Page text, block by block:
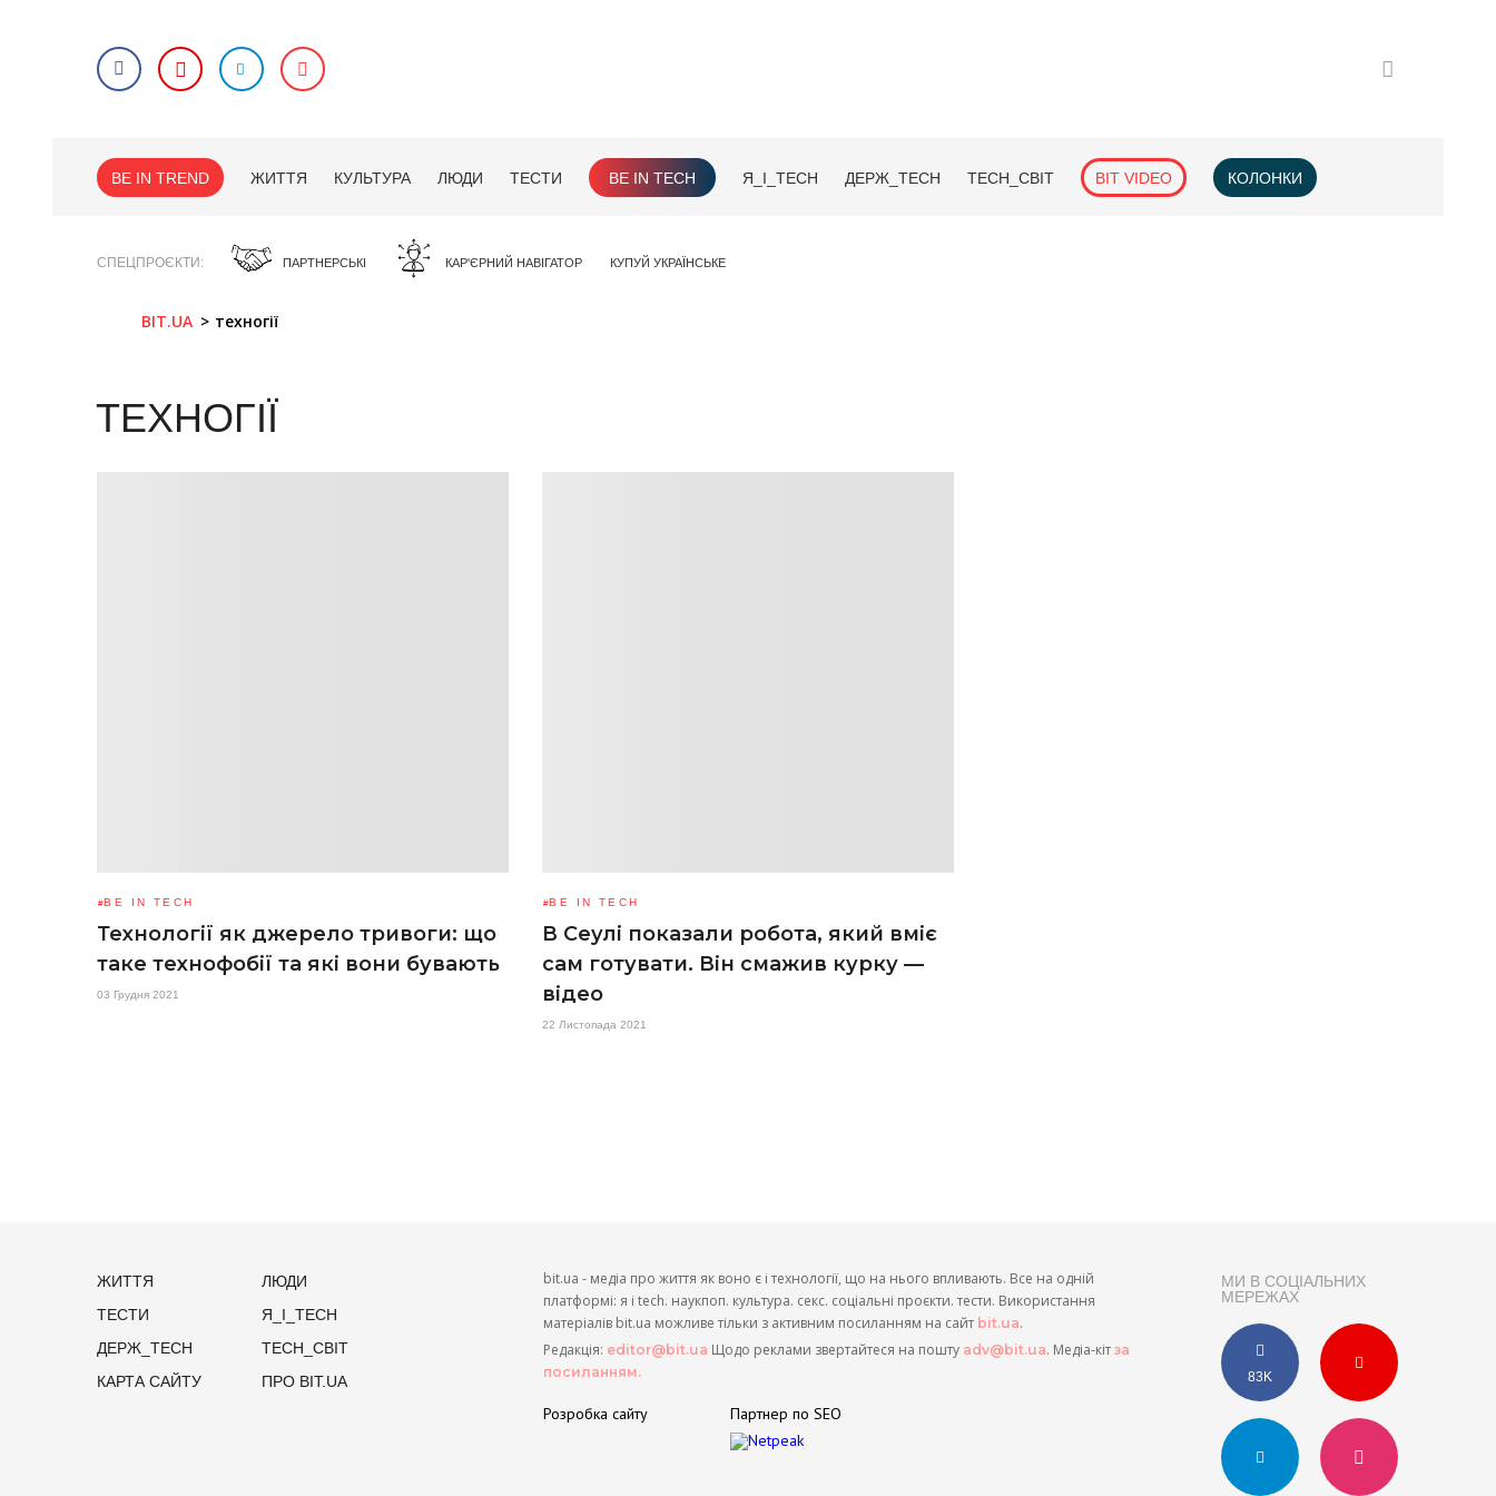
BE IN TREND ЖИТТЯ КУЛЬТУРА ЛЮДИ ТЕСТИ BE IN TECH Я_І_TECH ДЕРЖ_TECH TECH_СВІТ BIT VIDEO КОЛОНКИ
СПЕЦПРОЄКТИ ПАРТНЕРСЬКІ КАР'ЄРНИЙ НАВІГАТОР КУПУЙ УКРАЇНСЬКЕ
BIT.UA техногії
ТЕХНОГІЇ
BE IN TECH
Технології як джерело тривоги: що
таке технофобії та які вони бувають
03 Грудня 2021
BE IN TECH
В Сеулі показали робота, який вміє
сам готувати. Він смажив курку —
відео
22 Листопада 2021
ЖИТТЯ
ЛЮДИ
ТЕСТИ
Я_І_TECH
ДЕРЖ_TECH
TECH_СВІТ
КАРТА САЙТУ
ПРО BIT.UA
МИ В СОЦІАЛЬНИХ
МЕРЕЖАХ
83K
bit.ua - медіа про життя як воно є і технології, що на нього впливають. Все на одній
платформі: я і tech. наукпоп. культура. секс. соціальні проєкти. тести. Використання
матеріалів bit.ua можливе тільки з активним посиланням на сайт bit.ua.
Редакція: editor@bit.ua Щодо реклами звертайтеся на пошту adv@bit.ua. Медіа-кіт за
посиланням.
Розробка сайту Партнер по SEO